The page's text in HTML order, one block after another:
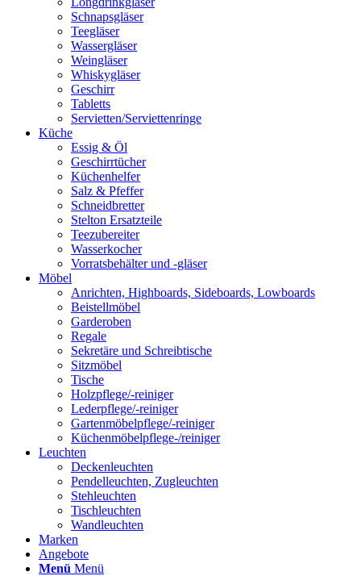
Schnapsgläser
Teegläser
Wassergläser
Weingläser
Whiskygläser
Geschirr
Tabletts
Servietten/Serviettenringe
Küche
Essig & Öl
Geschirrtücher
Küchenhelfer
Salz & Pfeffer
Schneidbretter
Stelton Ersatzteile
Teezubereiter
Wasserkocher
Vorratsbehälter und -gläser
Möbel
Anrichten, Highboards, Sideboards, Lowboards
Beistellmöbel
Garderoben
Regale
Sekretäre und Schreibtische
Sitzmöbel
Tische
Holzpflege/-reiniger
Lederpflege/-reiniger
Gartenmöbelpflege/-reiniger
Küchenmöbelpflege-/reiniger
Leuchten
Deckenleuchten
Pendelleuchten, Zugleuchten
Stehleuchten
Tischleuchten
Wandleuchten
Marken
Angebote
Menü Menü